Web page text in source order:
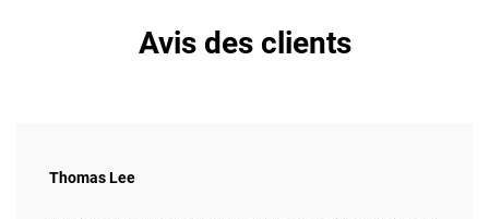
Avis des clients
Thomas Lee